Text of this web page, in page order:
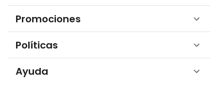
Promociones
Políticas
Ayuda